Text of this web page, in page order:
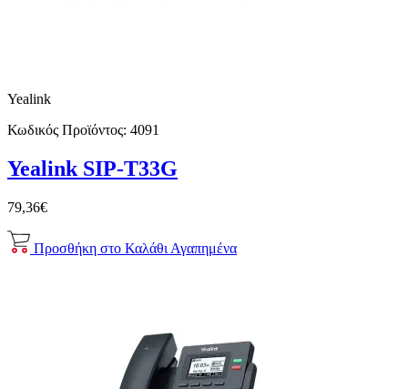
Yealink
Κωδικός Προϊόντος: 4091
Yealink SIP-T33G
79,36€
Προσθήκη στο Καλάθι Αγαπημένα